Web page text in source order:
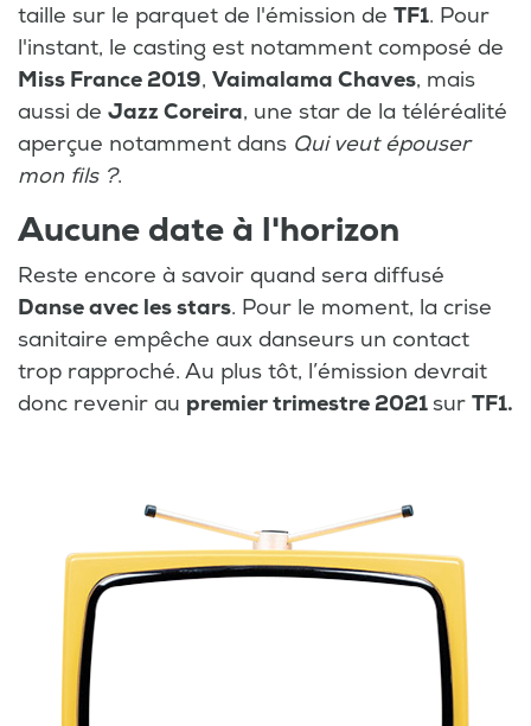
taille sur le parquet de l'émission de TF1. Pour
l'instant, le casting est notamment composé de
Miss France 2019, Vaimalama Chaves, mais
aussi de Jazz Coreira, une star de la téléréalité
aperçue notamment dans Qui veut épouser
mon fils ?.
Aucune date à l'horizon
Reste encore à savoir quand sera diffusé
Danse avec les stars. Pour le moment, la crise
sanitaire empêche aux danseurs un contact
trop rapproché. Au plus tôt, l’émission devrait
donc revenir au premier trimestre 2021sur TF1.